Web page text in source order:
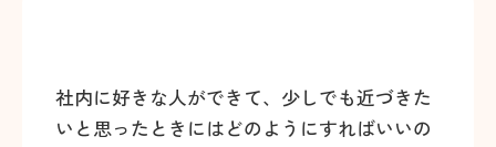
社内に好きな人ができて、少しでも近づきた
いと思ったときにはどのようにすればいいの